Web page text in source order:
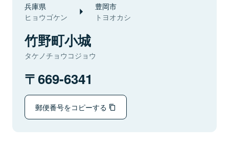
兵庫県
ヒョウゴケン
豊岡市
トヨオカシ
竹野町小城
タケノチョウコジョウ
669-6341
郵便番号をコピーする